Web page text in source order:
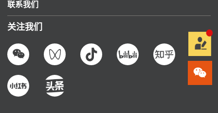
联系我们
关注我们